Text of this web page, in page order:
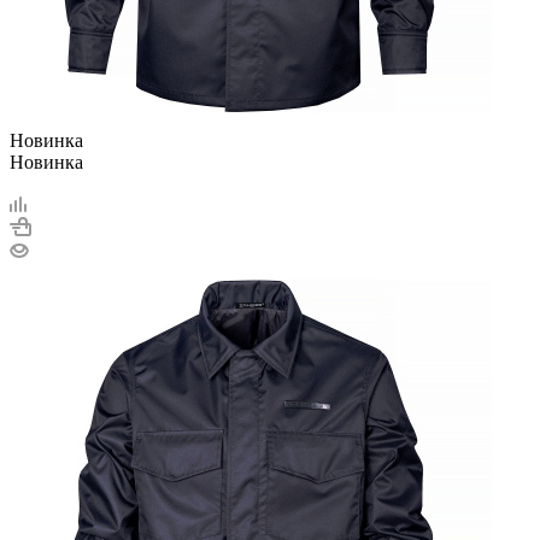
Новинка
Новинка